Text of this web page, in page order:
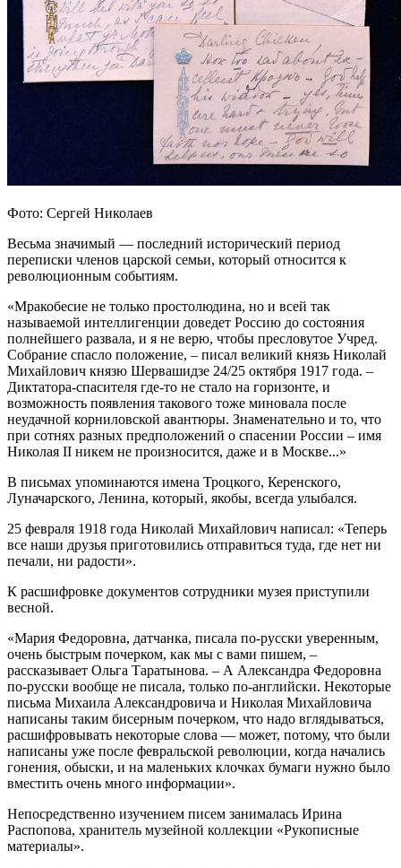
Фото: Сергей Николаев
Весьма значимый — последний исторический период
переписки членов царской семьи, который относится к
революционным событиям.
«Мракобесие не только простолюдина, но и всей так
называемой интеллигенции доведет Россию до состояния
полнейшего развала, и я не верю, чтобы пресловутое Учред.
Собрание спасло положение, – писал великий князь Николай
Михайлович князю Шервашидзе 24/25 октября 1917 года. –
Диктатора-спасителя где-то не стало на горизонте, и
возможность появления такового тоже миновала после
неудачной корниловской авантюры. Знаменательно и то, что
при сотнях разных предположений о спасении России – имя
Николая II никем не произносится, даже и в Москве...»
В письмах упоминаются имена Троцкого, Керенского,
Луначарского, Ленина, который, якобы, всегда улыбался.
25 февраля 1918 года Николай Михайлович написал: «Теперь
все наши друзья приготовились отправиться туда, где нет ни
печали, ни радости».
К расшифровке документов сотрудники музея приступили
весной.
«Мария Федоровна, датчанка, писала по-русски уверенным,
очень быстрым почерком, как мы с вами пишем, –
рассказывает Ольга Таратынова. – А Александра Федоровна
по-русски вообще не писала, только по-английски. Некоторые
письма Михаила Александровича и Николая Михайловича
написаны таким бисерным почерком, что надо вглядываться,
расшифровывать некоторые слова — может, потому, что были
написаны уже после февральской революции, когда начались
гонения, обыски, и на маленьких клочках бумаги нужно было
вместить очень много информации».
Непосредственно изучением писем занималась Ирина
Распопова, хранитель музейной коллекции «Рукописные
материалы».